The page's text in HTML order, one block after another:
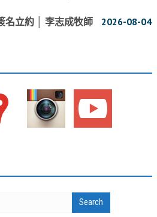
名立約 │ 李志成牧師
2026-08-04